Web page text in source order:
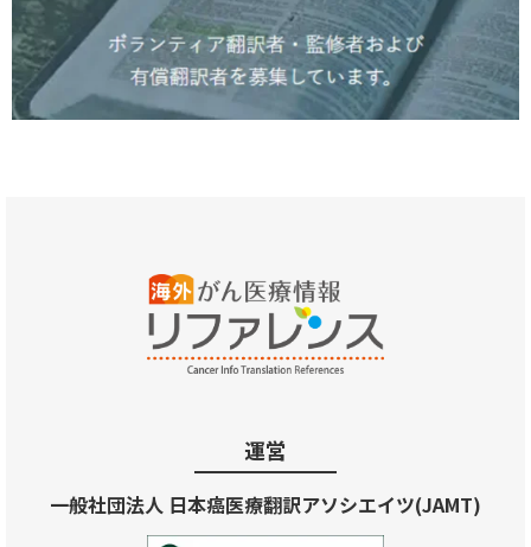
運営
一般社団法人 日本癌医療翻訳アソシエイツ(JAMT)